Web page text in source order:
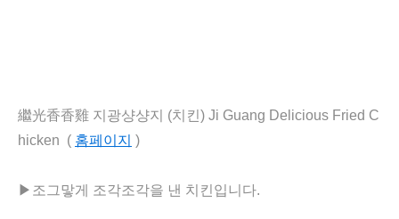
繼光香香雞 지광샹샹지 (치킨) Ji Guang Delicious Fried C
hicken ( 홈페이지 )
▶ 조그맣게 조각조각을 낸 치킨입니다.